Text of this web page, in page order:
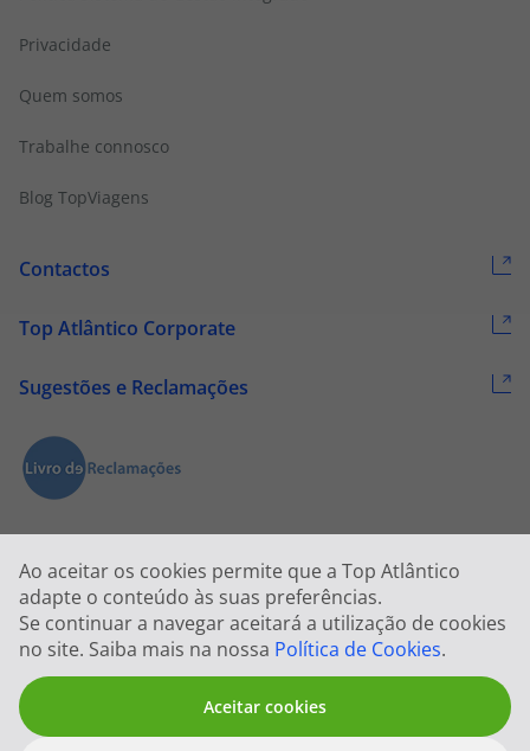
Ao aceitar os cookies permite que a Top Atlântico
adapte o conteúdo às suas preferências.
Se continuar a navegar aceitará a utilização de cookies
no site. Saiba mais na nossa Política de Cookies.
Aceitar cookies
Privacidade
Quem somos
Trabalhe connosco
Blog TopViagens
Contactos
Top Atlântico Corporate
Sugestões e Reclamações
2026 © Todos os direitos reservados:Top Atlântico, Viagens e Turismo